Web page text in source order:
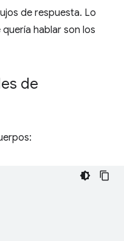
de respuesta. Lo
hablar son los
de